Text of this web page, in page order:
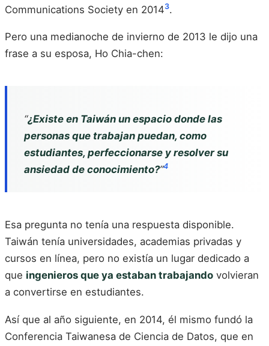
Communications Society en 20143.
Pero una medianoche de invierno de 2013 le dijo una
frase a su esposa, Ho Chia-chen:
“¿Existe en Taiwán un espacio donde las
personas que trabajan puedan, como
estudiantes, perfeccionarse y resolver su
ansiedad de conocimiento?”4
Esa pregunta no tenía una respuesta disponible.
Taiwán tenía universidades, academias privadas y
cursos en línea, pero no existía un lugar dedicado a
que ingenieros que ya estaban trabajando volvieran
a convertirse en estudiantes.
Así que al año siguiente, en 2014, él mismo fundó la
Conferencia Taiwanesa de Ciencia de Datos, que en